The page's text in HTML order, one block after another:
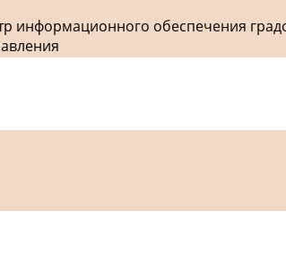
информационного обеспечения